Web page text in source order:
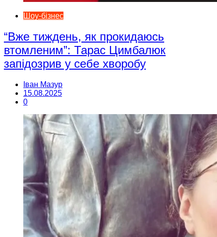
Шоу-бізнес
“Вже тиждень, як прокидаюсь
втомленим”: Тарас Цимбалюк
запідозрив у себе хворобу
Іван Мазур
15.08.2025
0